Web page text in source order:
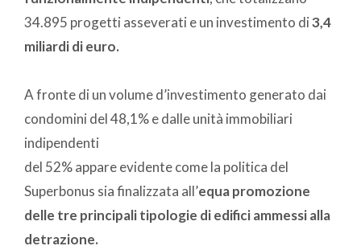
34.895 progetti asseverati e un investimento di3,4
miliardi di euro.
A fronte di un volume d’investimento generato dai
condomini del 48,1% e dalle unità immobiliari
indipendenti
del 52% appare evidente come la politica del
Superbonus sia finalizzata all’equa promozione
delle tre principali tipologie di edifici ammessi alla
detrazione.